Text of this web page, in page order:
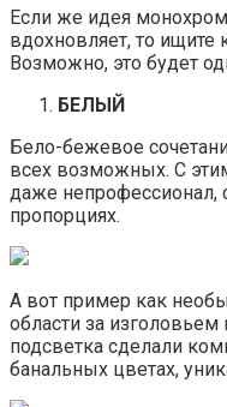
Если же идея
вдохновляет, то
Возможно, это будет
БЕЛЫЙ
Бело-бежевое
всех возможных. С
даже
пропорциях.
А вот пример как
области за изголовьем
подсветка сделали
банальных цветах,